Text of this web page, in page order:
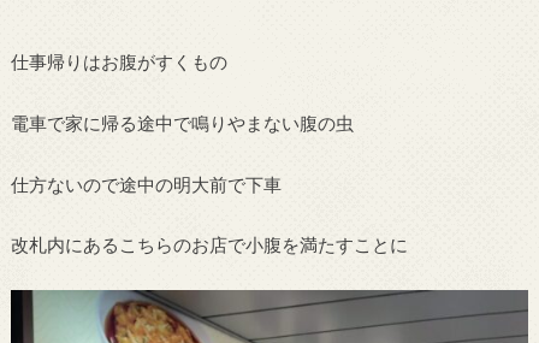
仕事帰りはお腹がすくもの
電車で家に帰る途中で鳴りやまない腹の虫
仕方ないので途中の明大前で下車
改札内にあるこちらのお店で小腹を満たすことに